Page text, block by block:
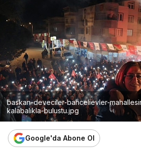
baskan-deveciler-bahcelievler-
kalabalikla-bulustu.jpg
Google'da Abone Ol